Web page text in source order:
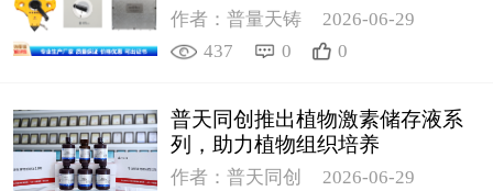
作者：普量天铸
2026-06-29
437
0 0
普天同创推出植物激素储存液系
列，助力植物组织培养
作者：普天同创
2026-06-29